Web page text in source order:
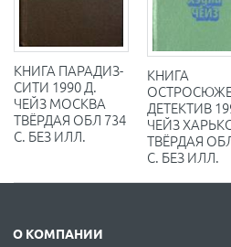
КНИГА ПАРАДИЗ-
СИТИ 1990 Д.
ЧЕЙЗ МОСКВА
ТВЁРДАЯ ОБЛ 734
С. БЕЗ ИЛЛ.
КНИГА
ДЕТЕКТИВ
ЧЕЙЗ
ТВЁРДАЯ
С. БЕЗ ИЛЛ.
О КОМПАНИИ